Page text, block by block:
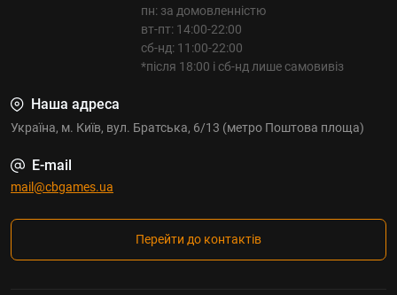
пн: за домовленністю
вт-пт: 14:00-22:00
сб-нд: 11:00-22:00
*після 18:00 і сб-нд лише самовивіз
Наша адреса
Україна, м. Київ, вул. Братська, 6/13 (метро Поштова площа)
E-mail
mail@cbgames.ua
Перейти до контактів